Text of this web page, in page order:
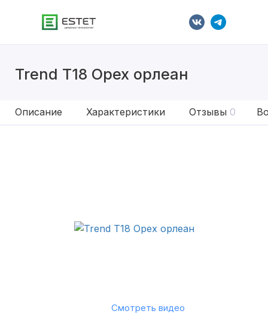
Trend T18 Орех орлеан
Описание Характеристики Отзывы 0
Смотреть видео